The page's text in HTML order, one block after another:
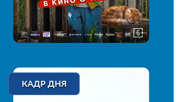
КАДР ДНЯ